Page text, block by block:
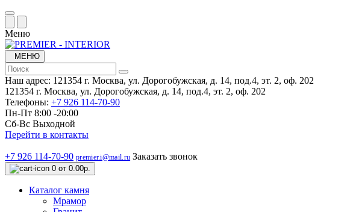
Меню
МЕНЮ
Наш адрес: 121354 г. Москва, ул. Дорогобужская, д. 14, под.4, эт. 2, оф. 202
121354 г. Москва, ул. Дорогобужская, д. 14, под.4, эт. 2, оф. 202
Телефоны: +7 926 114-70-90
Пн-Пт 8:00 -20:00
Сб-Вс Выходной
Перейти в контакты
+7 926 114-70-90 premier.i@mail.ru Заказать звонок
0 от 0.00р.
Каталог камня
Мрамор